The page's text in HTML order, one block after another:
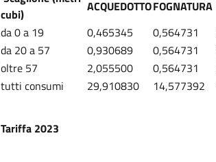
cubi)
ACQUEDOTTOFOGNATURA
da 0 a 19 0,465345 0,564731
da 20 a 57 0,930689 0,564731
oltre 57 2,055500 0,564731
tutti consumi 29,910830 14,577392
Tariffa 2023